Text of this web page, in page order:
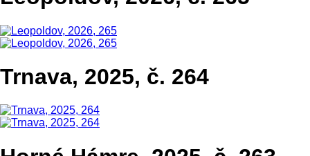
Trnava, 2025, č. 264